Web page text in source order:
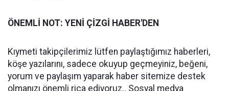
ÖNEMLİ NOT: YENİ ÇİZGİ HABER'DEN
Kıymeti takipçilerimiz lütfen paylaştığımız haberleri,
köşe yazılarını, sadece okuyup geçmeyiniz, beğeni,
yorum ve paylaşım yaparak haber sitemize destek
olmanızı önemli rica ediyoruz.. Sosyal medya